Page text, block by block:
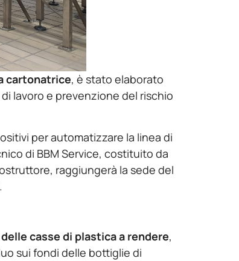
cartonatrice, è stato elaborato
lavoro e prevenzione del rischio
per automatizzare la linea di
di BBM Service, costituito da
raggiungerà la sede del
casse di plastica a rendere,
sui fondi delle bottiglie di